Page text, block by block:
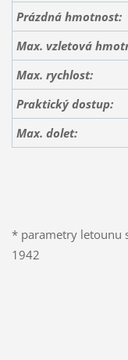
Prázdná hmotnost:
Max. vzletová
Max. rychlost:
Praktický dostup:
Max. dolet:
* parametry letounu
1942